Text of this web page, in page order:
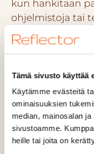
Tämä sivusto käyttää
Käytämme evästeitä
ominaisuuksien
median, mainosalan
sivustoamme.
heille tai joita on
kun hankitaan
ohjelmistoja tai
tarpeet.
edellyttää
dokumentointia.
Kokeneet
osaavat